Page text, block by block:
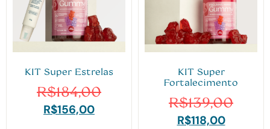
KIT Super Estrelas
R$184,00
R$156,00
KIT Super
Fortalecimento
R$139,00
R$118,00